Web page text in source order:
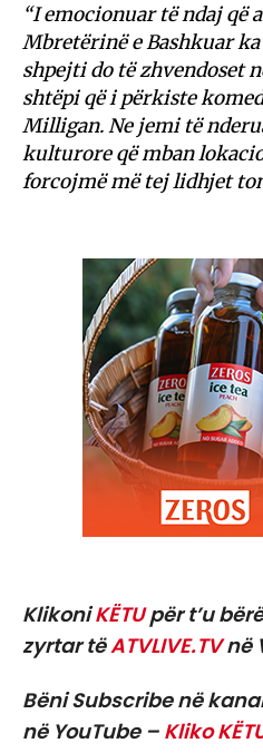
“I emocionuar të ndaj që
Mbretërinë e Bashkuar ka
shpejti do të zhvendoset
shtëpi që i përkiste
Milligan. Ne jemi të
kulturore që mban
forcojmë më tej lidhjet
KlikoniKËTUpër t’u
zyrtar tëATVLIVE.TVnë
Bëni Subscribe në
në YouTube – Kliko